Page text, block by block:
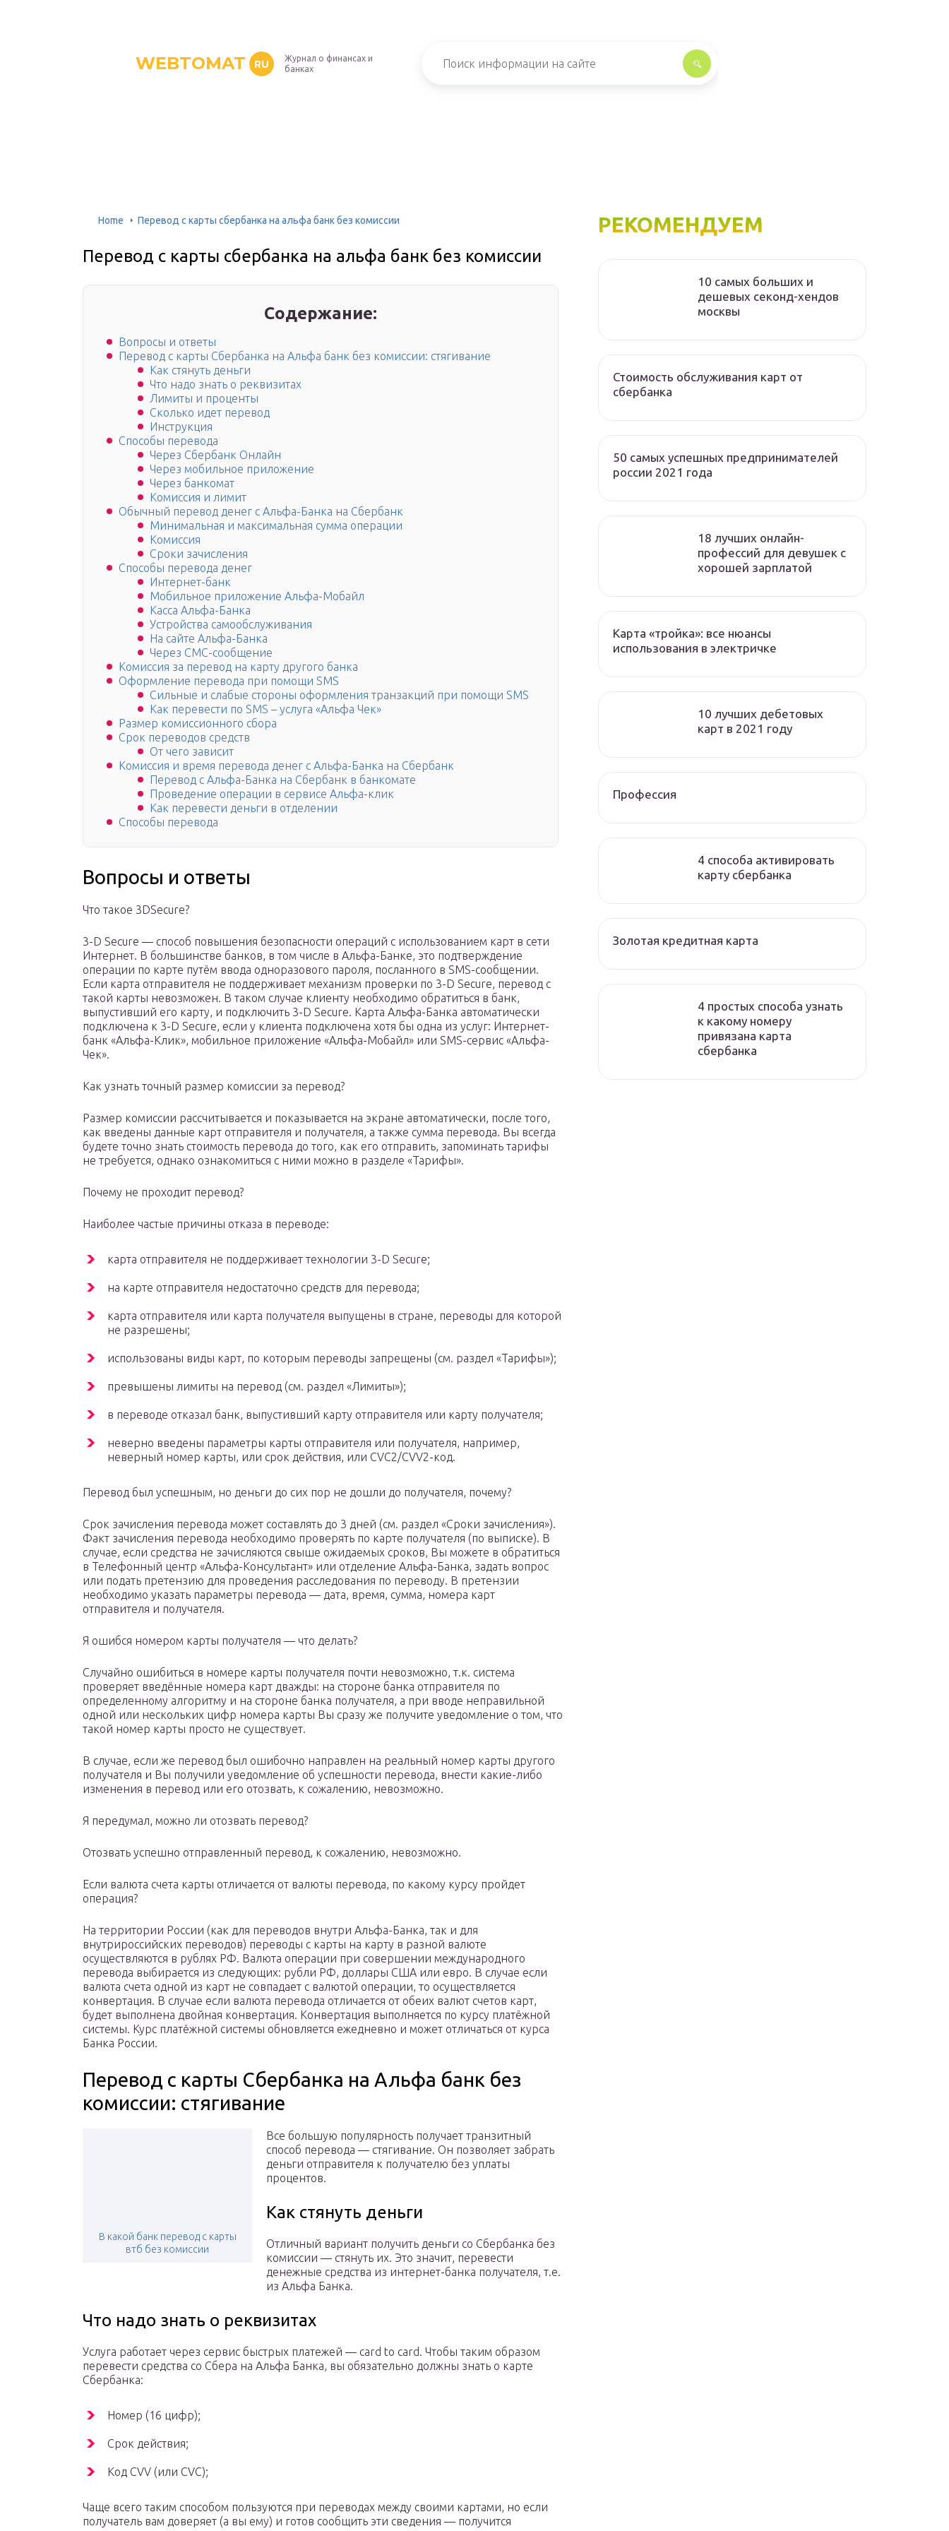
WEBTOMAT RU
Журнал о финансах и
банках
Home Перевод с карты сбербанка на альфа банк без комиссии
Перевод с карты сбербанка на альфа банк без комиссии
Содержание:
Вопросы и ответы
Перевод с карты Сбербанка на Альфа банк без комиссии: стягивание
Как стянуть деньги
Что надо знать о реквизитах
Лимиты и проценты
Сколько идет перевод
Инструкция
Способы перевода
Через Сбербанк Онлайн
Через мобильное приложение
Через банкомат
Комиссия и лимит
Обычный перевод денег с Альфа-Банка на Сбербанк
Минимальная и максимальная сумма операции
Комиссия
Сроки зачисления
Способы перевода денег
Интернет-банк
Мобильное приложение Альфа-Мобайл
Касса Альфа-Банка
Устройства самообслуживания
На сайте Альфа-Банка
Через СМС-сообщение
Комиссия за перевод на карту другого банка
Оформление перевода при помощи SMS
Сильные и слабые стороны оформления транзакций при помощи SMS
Как перевести по SMS – услуга «Альфа Чек»
Размер комиссионного сбора
Срок переводов средств
От чего зависит
Комиссия и время перевода денег с Альфа-Банка на Сбербанк
Перевод с Альфа-Банка на Сбербанк в банкомате
Проведение операции в сервисе Альфа-клик
Как перевести деньги в отделении
Способы перевода
Вопросы и ответы
Что такое 3DSecure?
3-D Secure — способ повышения безопасности операций с использованием карт в сети
Интернет. В большинстве банков, в том числе в Альфа-Банке, это подтверждение
операции по карте путём ввода одноразового пароля, посланного в SMS-сообщении.
Если карта отправителя не поддерживает механизм проверки по 3-D Secure, перевод с
такой карты невозможен. В таком случае клиенту необходимо обратиться в банк,
выпустивший его карту, и подключить 3-D Secure. Карта Альфа-Банка автоматически
подключена к 3-D Secure, если у клиента подключена хотя бы одна из услуг: Интернет-
банк «Альфа-Клик», мобильное приложение «Альфа-Мобайл» или SMS-сервис «Альфа-
Чек».
Как узнать точный размер комиссии за перевод?
Размер комиссии рассчитывается и показывается на экране автоматически, после того,
как введены данные карт отправителя и получателя, а также сумма перевода. Вы всегда
будете точно знать стоимость перевода до того, как его отправить, запоминать тарифы
не требуется, однако ознакомиться с ними можно в разделе «Тарифы».
Почему не проходит перевод?
Наиболее частые причины отказа в переводе:
карта отправителя не поддерживает технологии 3-D Secure;
на карте отправителя недостаточно средств для перевода;
карта отправителя или карта получателя выпущены в стране, переводы для которой
не разрешены;
использованы виды карт, по которым переводы запрещены (см. раздел «Тарифы»);
превышены лимиты на перевод (см. раздел «Лимиты»);
в переводе отказал банк, выпустивший карту отправителя или карту получателя;
неверно введены параметры карты отправителя или получателя, например,
неверный номер карты, или срок действия, или CVC2/CVV2-код.
Перевод был успешным, но деньги до сих пор не дошли до получателя, почему?
Срок зачисления перевода может составлять до 3 дней (см. раздел «Сроки зачисления»).
Факт зачисления перевода необходимо проверять по карте получателя (по выписке). В
случае, если средства не зачисляются свыше ожидаемых сроков, Вы можете в обратиться
в Телефонный центр «Альфа-Консультант» или отделение Альфа-Банка, задать вопрос
или подать претензию для проведения расследования по переводу. В претензии
необходимо указать параметры перевода — дата, время, сумма, номера карт
отправителя и получателя.
Я ошибся номером карты получателя — что делать?
Случайно ошибиться в номере карты получателя почти невозможно, т.к. система
проверяет введённые номера карт дважды: на стороне банка отправителя по
определенному алгоритму и на стороне банка получателя, а при вводе неправильной
одной или нескольких цифр номера карты Вы сразу же получите уведомление о том, что
такой номер карты просто не существует.
В случае, если же перевод был ошибочно направлен на реальный номер карты другого
получателя и Вы получили уведомление об успешности перевода, внести какие-либо
изменения в перевод или его отозвать, к сожалению, невозможно.
Я передумал, можно ли отозвать перевод?
Отозвать успешно отправленный перевод, к сожалению, невозможно.
Если валюта счета карты отличается от валюты перевода, по какому курсу пройдет
операция?
На территории России (как для переводов внутри Альфа-Банка, так и для
внутрироссийских переводов) переводы с карты на карту в разной валюте
осуществляются в рублях РФ. Валюта операции при совершении международного
перевода выбирается из следующих: рубли РФ, доллары США или евро. В случае если
валюта счета одной из карт не совпадает с валютой операции, то осуществляется
конвертация. В случае если валюта перевода отличается от обеих валют счетов карт,
будет выполнена двойная конвертация. Конвертация выполняется по курсу платёжной
системы. Курс платёжной системы обновляется ежедневно и может отличаться от курса
Банка России.
Перевод с карты Сбербанка на Альфа банк без
комиссии: стягивание
В какой банк перевод с карты
втб без комиссии
Все большую популярность получает транзитный
способ перевода — стягивание. Он позволяет забрать
деньги отправителя к получателю без уплаты
процентов.
Как стянуть деньги
Отличный вариант получить деньги со Сбербанка без
комиссии — стянуть их. Это значит, перевести
денежные средства из интернет-банка получателя, т.е.
из Альфа Банка.
Что надо знать о реквизитах
Услуга работает через сервис быстрых платежей — card to card. Чтобы таким образом
перевести средства со Сбера на Альфа Банка, вы обязательно должны знать о карте
Сбербанка:
Номер (16 цифр);
Срок действия;
Код CVV (или CVC);
Чаще всего таким способом пользуются при переводах между своими картами, но если
получатель вам доверяет (а вы ему) и готов сообщить эти сведения — получится
РЕКОМЕНДУЕМ
10 самых больших и
дешевых секонд-хендов
москвы
Стоимость обслуживания карт от
сбербанка
50 самых успешных предпринимателей
россии 2021 года
18 лучших онлайн-
профессий для девушек с
хорошей зарплатой
Карта «тройка»: все нюансы
использования в электричке
10 лучших дебетовых
карт в 2021 году
Профессия
4 способа активировать
карту сбербанка
Золотая кредитная карта
4 простых способа узнать
к какому номеру
привязана карта
сбербанка